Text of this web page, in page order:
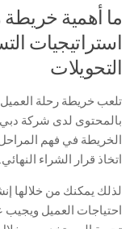
ما أهمية
استراتيجيات
التحويلات
تلعب خريطة رحلة
بالمحتوى لدى شركة
الخريطة في فهم
اتخاذ قرار الشراء النهائي.
لذلك يمكنك من خلالها
احتياجات العميل